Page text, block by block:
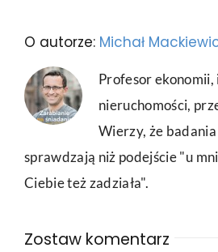
O autorze: Michał
Profesor
nieruchomości,
Wierzy, że
sprawdzają niż podejście "u
Ciebie też zadziała".
Zostaw komentarz